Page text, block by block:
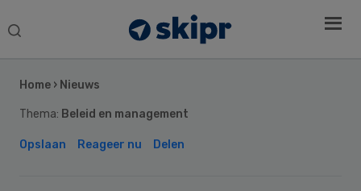
Search
Home › Nieuws
Thema: Beleid en management
Opslaan Reageer nu Delen
Sidebar